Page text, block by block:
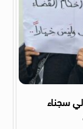
سجناء